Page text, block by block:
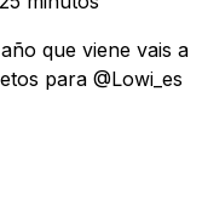
que viene vais a
para @Lowi_es